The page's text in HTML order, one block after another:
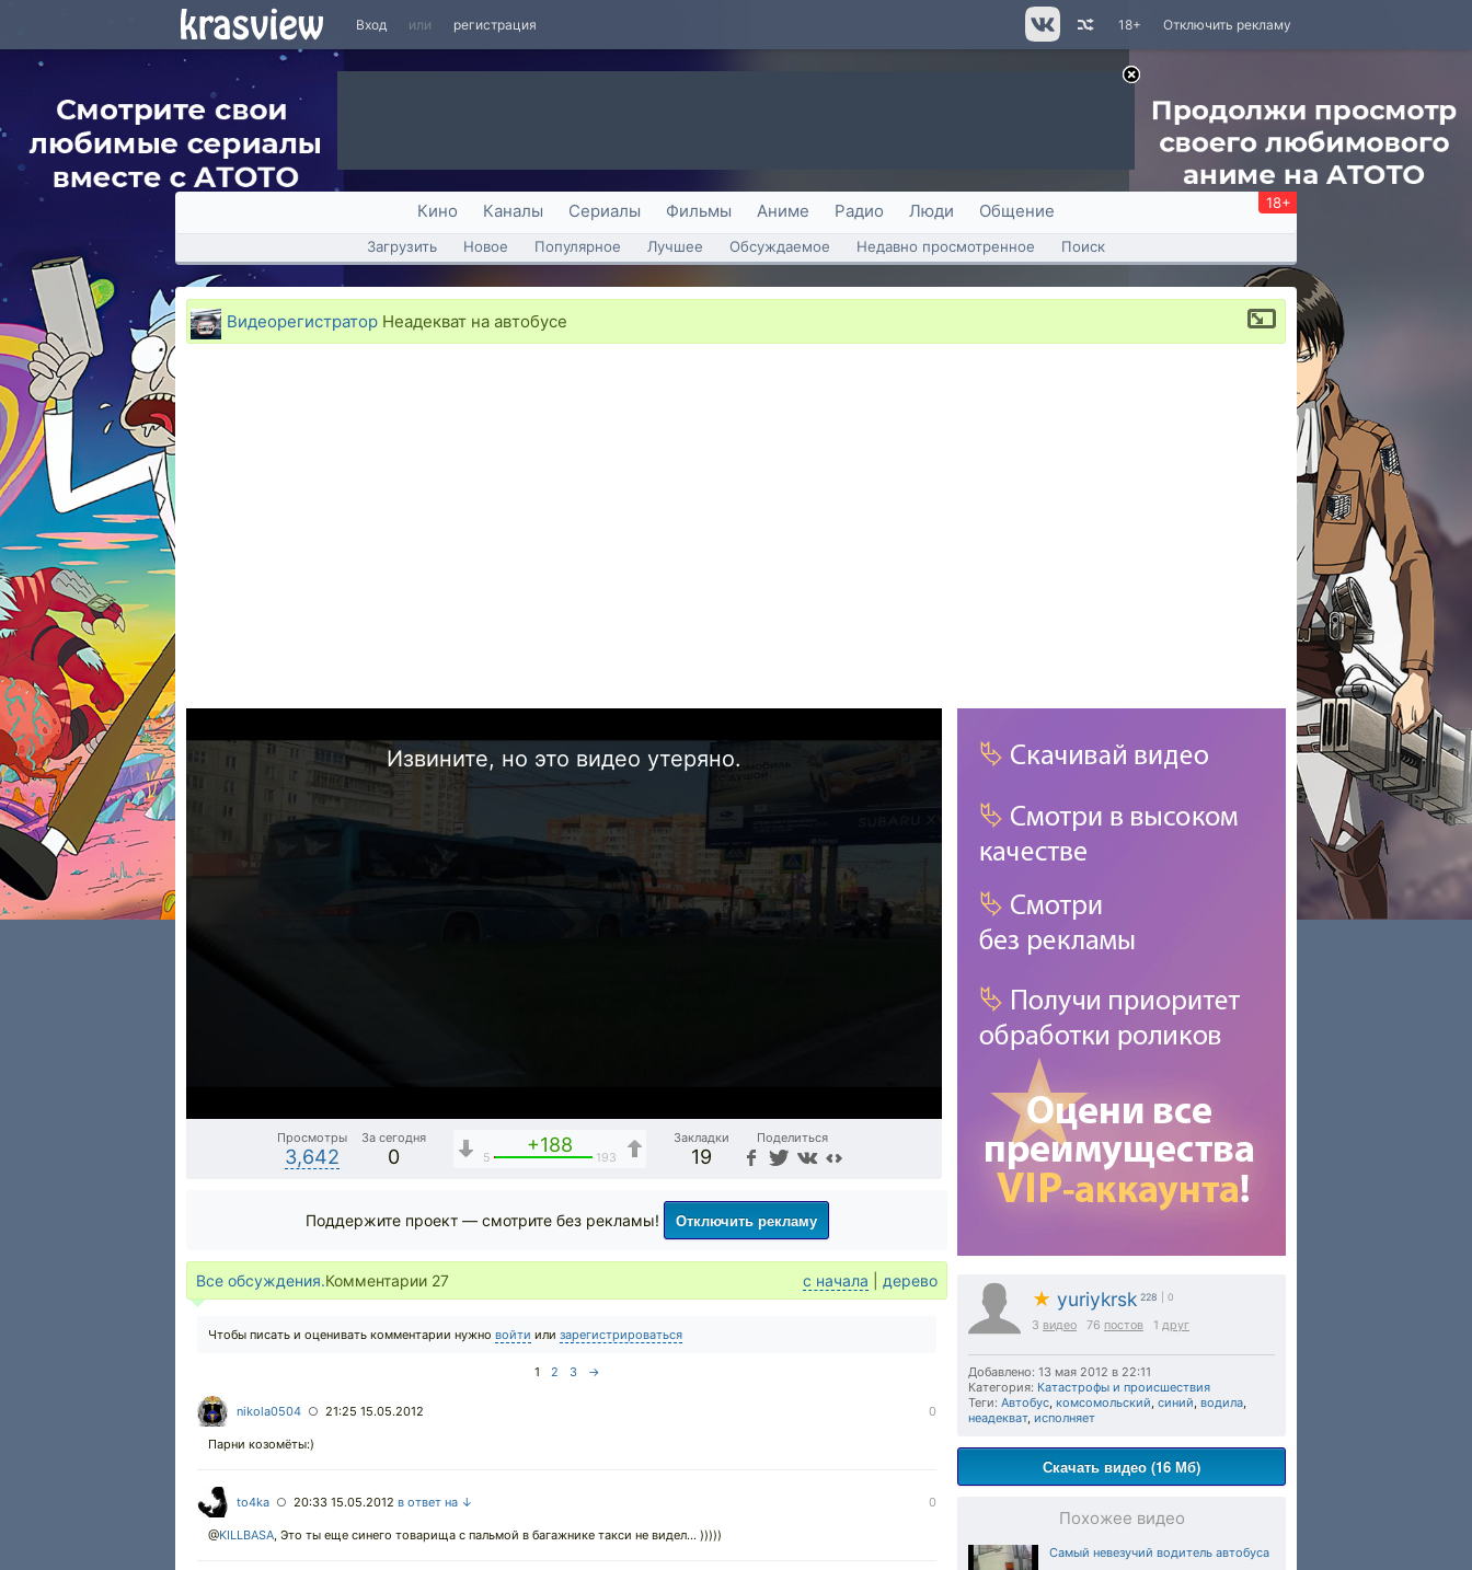
Вход или регистрация Отключить рекламу
18+
Кино Каналы Сериалы Фильмы Аниме Радио Люди Общение 18+
Загрузить Новое Популярное Лучшее Обсуждаемое Недавно просмотренное Поиск
Видеорегистратор Неадекват на автобусе
Извините, но это видео утеряно.
Просмотры
3,642
За сегодня
0
+188
5 193
Закладки
19
Поделиться
★ yuriykrsk 228 | 0
3 видео 76 постов 1 друг
Добавлено: 13 мая 2012 в 22:11
Категория: Катастрофы и происшествия
Теги: Автобус, комсомольский, синий, водила,
неадекват, исполняет
Скачать видео (16 Мб)
Похожее видео
Самый невезучий водитель автобуса
Поддержите проект — смотрите без рекламы! Отключить рекламу
Все обсуждения.Комментарии 27 с начала дерево
Чтобы писать и оценивать комментарии нужно войти или зарегистрироваться
1 2 3 →
nikola0504 ○ 21:25 15.05.2012 0
Парни козомёты:)
to4ka ○ 20:33 15.05.2012 в ответ на ↓ 0
@KILLBASA, Это ты еще синего товарища с пальмой в багажнике такси не видел... )))))